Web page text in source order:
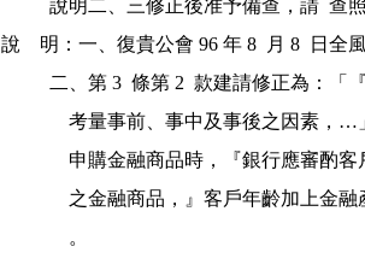
說明二、三修正後准予備查，請  查
說    明：一、復貴公會 96 年 8  月 8  日全
二、第 3  條第 2  款建請修正為
考量事前、事中及事後之因素
申購金融商品時，『銀行應審
之金融商品，』客戶年齡加上
              。